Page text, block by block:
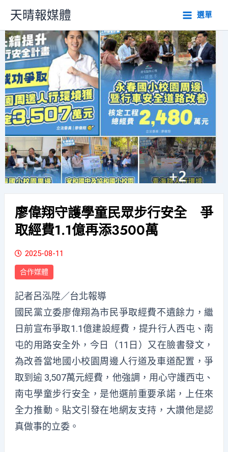
主
要
內
容
天晴報媒體 選單
廖偉翔守護學童民眾步行安全 爭
取經費1.1億再添3500萬
2025-08-11
合作媒體
記者呂泓陞／台北報導
國民黨立委廖偉翔為市民爭取經費不遺餘力，繼
日前宣布爭取1.1億建設經費，提升行人西屯、南
屯的用路安全外，今日（11日）又在臉書發文，
為改善當地國小校園周邊人行道及車道配置，爭
取到逾 3,507萬元經費，他強調，用心守護西屯、
南屯學童步行安全，是他選前重要承諾，上任來
全力推動。貼文引發在地網友支持，大讚他是認
真做事的立委。